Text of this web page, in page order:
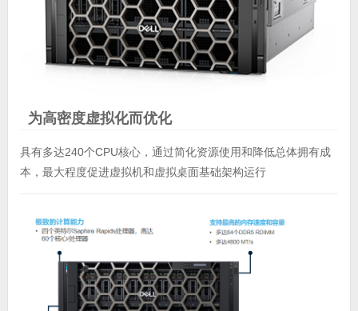
为高密度虚拟化而优化
具有多达240个CPU核心，通过简化资源使用和降低总体拥有成
本，最大程度促进虚拟机和虚拟桌面基础架构运行